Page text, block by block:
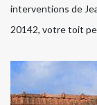
interventions de
20142, votre toit